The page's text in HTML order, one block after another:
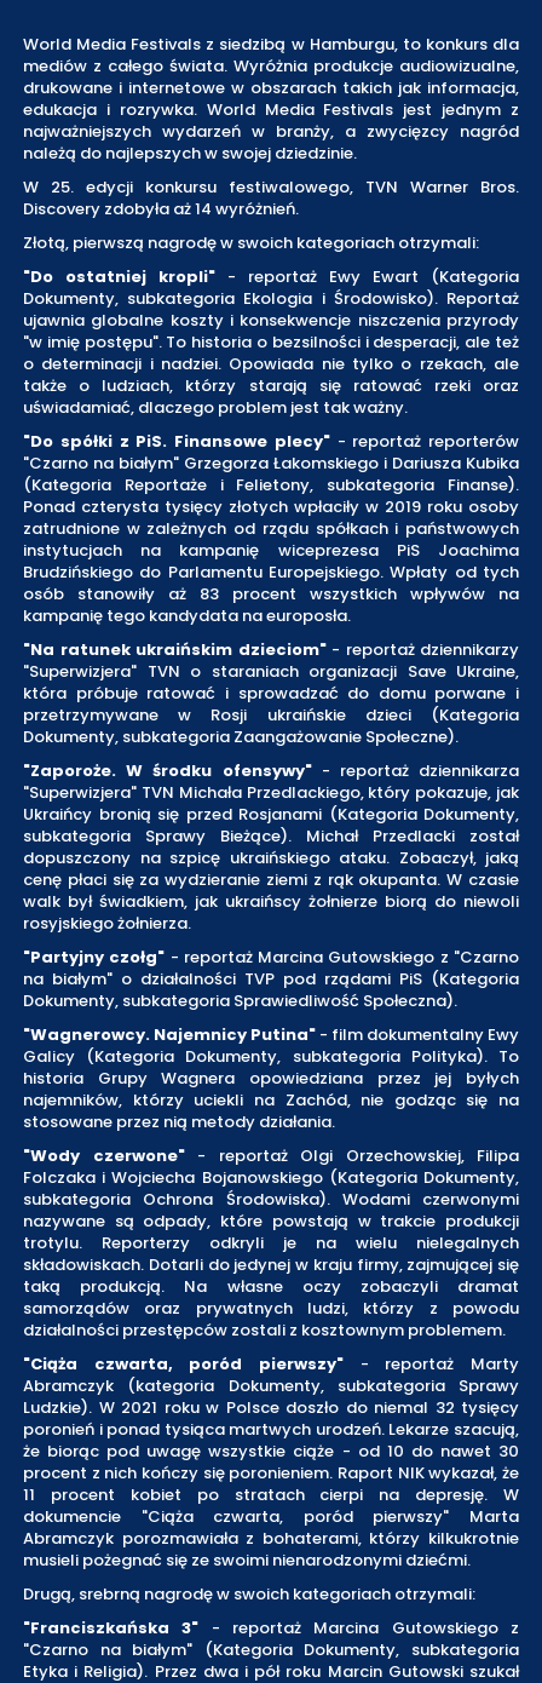
World Media Festivals z siedzibą w Hamburgu, to konkurs dla
mediów z całego świata. Wyróżnia produkcje audiowizualne,
drukowane i internetowe w obszarach takich jak informacja,
edukacja i rozrywka. World Media Festivals jest jednym z
najważniejszych wydarzeń w branży, a zwycięzcy nagród
należą do najlepszych w swojej dziedzinie.
W 25. edycji konkursu festiwalowego, TVN Warner Bros.
Discovery zdobyła aż 14 wyróżnień.
Złotą, pierwszą nagrodę w swoich kategoriach otrzymali:
"Do ostatniej kropli" - reportaż Ewy Ewart (Kategoria
Dokumenty, subkategoria Ekologia i Środowisko). Reportaż
ujawnia globalne koszty i konsekwencje niszczenia przyrody
"w imię postępu". To historia o bezsilności i desperacji, ale też
o determinacji i nadziei. Opowiada nie tylko o rzekach, ale
także o ludziach, którzy starają się ratować rzeki oraz
uświadamiać, dlaczego problem jest tak ważny.
"Do spółki z PiS. Finansowe plecy"- reportaż reporterów
"Czarno na białym" Grzegorza Łakomskiego i Dariusza Kubika
(Kategoria Reportaże i Felietony, subkategoria Finanse).
Ponad czterysta tysięcy złotych wpłaciły w 2019 roku osoby
zatrudnione w zależnych od rządu spółkach i państwowych
instytucjach na kampanię wiceprezesa PiS Joachima
Brudzińskiego do Parlamentu Europejskiego. Wpłaty od tych
osób stanowiły aż 83 procent wszystkich wpływów na
kampanię tego kandydata na europosła.
"Na ratunek ukraińskim dzieciom"- reportaż dziennikarzy
"Superwizjera" TVN o staraniach organizacji Save Ukraine,
która próbuje ratować i sprowadzać do domu porwane i
przetrzymywane w Rosji ukraińskie dzieci (Kategoria
Dokumenty, subkategoria Zaangażowanie Społeczne).
"Zaporoże. W środku ofensywy" - reportaż dziennikarza
"Superwizjera" TVN Michała Przedlackiego, który pokazuje, jak
Ukraińcy bronią się przed Rosjanami (Kategoria Dokumenty,
subkategoria Sprawy Bieżące). Michał Przedlacki został
dopuszczony na szpicę ukraińskiego ataku. Zobaczył, jaką
cenę płaci się za wydzieranie ziemi z rąk okupanta. W czasie
walk był świadkiem, jak ukraińscy żołnierze biorą do niewoli
rosyjskiego żołnierza.
"Partyjny czołg" - reportaż Marcina Gutowskiego z "Czarno
na białym" o działalności TVP pod rządami PiS (Kategoria
Dokumenty, subkategoria Sprawiedliwość Społeczna).
"Wagnerowcy. Najemnicy Putina" - film dokumentalny Ewy
Galicy (Kategoria Dokumenty, subkategoria Polityka). To
historia Grupy Wagnera opowiedziana przez jej byłych
najemników, którzy uciekli na Zachód, nie godząc się na
stosowane przez nią metody działania.
"Wody czerwone" - reportaż Olgi Orzechowskiej, Filipa
Folczaka i Wojciecha Bojanowskiego (Kategoria Dokumenty,
subkategoria Ochrona Środowiska). Wodami czerwonymi
nazywane są odpady, które powstają w trakcie produkcji
trotylu. Reporterzy odkryli je na wielu nielegalnych
składowiskach. Dotarli do jedynej w kraju firmy, zajmującej się
taką produkcją. Na własne oczy zobaczyli dramat
samorządów oraz prywatnych ludzi, którzy z powodu
działalności przestępców zostali z kosztownym problemem.
"Ciąża czwarta, poród pierwszy" - reportaż Marty
Abramczyk (kategoria Dokumenty, subkategoria Sprawy
Ludzkie). W 2021 roku w Polsce doszło do niemal 32 tysięcy
poronień i ponad tysiąca martwych urodzeń. Lekarze szacują,
że biorąc pod uwagę wszystkie ciąże - od 10 do nawet 30
procent z nich kończy się poronieniem. Raport NIK wykazał, że
11 procent kobiet po stratach cierpi na depresję. W
dokumencie "Ciąża czwarta, poród pierwszy" Marta
Abramczyk porozmawiała z bohaterami, którzy kilkukrotnie
musieli pożegnać się ze swoimi nienarodzonymi dziećmi.
Drugą, srebrną nagrodę w swoich kategoriach otrzymali:
"Franciszkańska 3" - reportaż Marcina Gutowskiego z
"Czarno na białym" (Kategoria Dokumenty, subkategoria
Etyka i Religia). Przez dwa i pół roku Marcin Gutowski szukał